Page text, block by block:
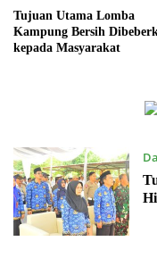
Tujuan Utama Lomba
Kampung Bersih
kepada Masyarakat